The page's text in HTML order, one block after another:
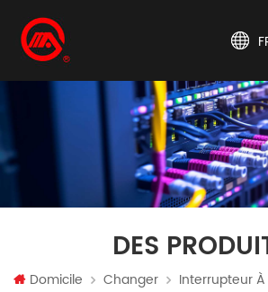
DES
Domicile Changer
Interrupteur